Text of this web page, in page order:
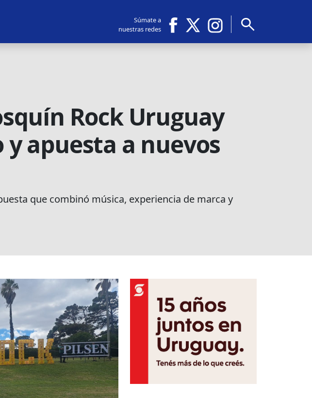
Súmate a
nuestras redes
search
Rock Uruguay
y apuesta a nuevos
que combinó música, experiencia de marca y